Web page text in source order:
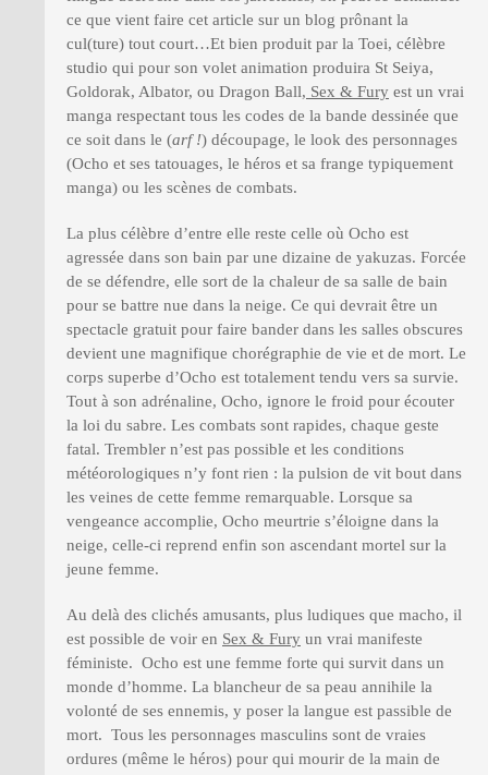
ce que vient faire cet article sur un blog prônant la
cul(ture) tout court…Et bien produit par la Toei, célèbre
studio qui pour son volet animation produira St Seiya,
Goldorak, Albator, ou Dragon Ball, Sex & Fury est un vrai
manga respectant tous les codes de la bande dessinée que
ce soit dans le (arf !) découpage, le look des personnages
(Ocho et ses tatouages, le héros et sa frange typiquement
manga) ou les scènes de combats.
La plus célèbre d’entre elle reste celle où Ocho est
agressée dans son bain par une dizaine de yakuzas. Forcée
de se défendre, elle sort de la chaleur de sa salle de bain
pour se battre nue dans la neige. Ce qui devrait être un
spectacle gratuit pour faire bander dans les salles obscures
devient une magnifique chorégraphie de vie et de mort. Le
corps superbe d’Ocho est totalement tendu vers sa survie.
Tout à son adrénaline, Ocho, ignore le froid pour écouter
la loi du sabre. Les combats sont rapides, chaque geste
fatal. Trembler n’est pas possible et les conditions
météorologiques n’y font rien : la pulsion de vit bout dans
les veines de cette femme remarquable. Lorsque sa
vengeance accomplie, Ocho meurtrie s’éloigne dans la
neige, celle-ci reprend enfin son ascendant mortel sur la
jeune femme.
Au delà des clichés amusants, plus ludiques que macho, il
est possible de voir en Sex & Fury un vrai manifeste
féministe. Ocho est une femme forte qui survit dans un
monde d’homme. La blancheur de sa peau annihile la
volonté de ses ennemis, y poser la langue est passible de
mort. Tous les personnages masculins sont de vraies
ordures (même le héros) pour qui mourir de la main de